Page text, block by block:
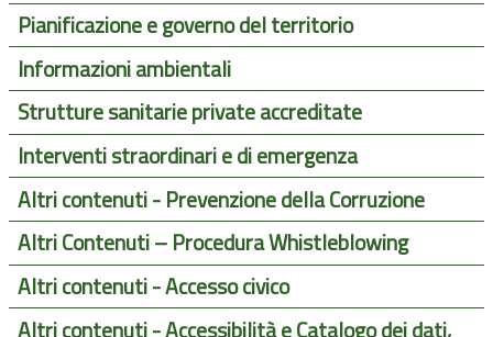
Pianificazione e governo del territorio
Informazioni ambientali
Strutture sanitarie private accreditate
Interventi straordinari e di emergenza
Altri contenuti - Prevenzione della Corruzione
Altri Contenuti – Procedura Whistleblowing
Altri contenuti - Accesso civico
Altri contenuti - Accessibilità e Catalogo dei dati,